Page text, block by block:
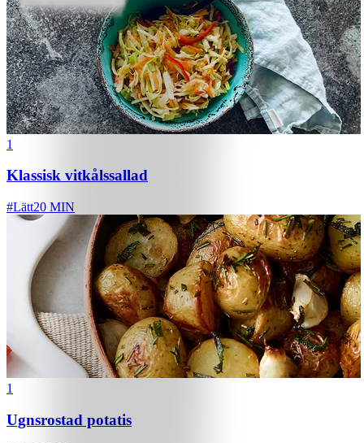
1
Klassisk vitkålssallad
#Lätt20 MIN
1
Ugnsrostad potatis